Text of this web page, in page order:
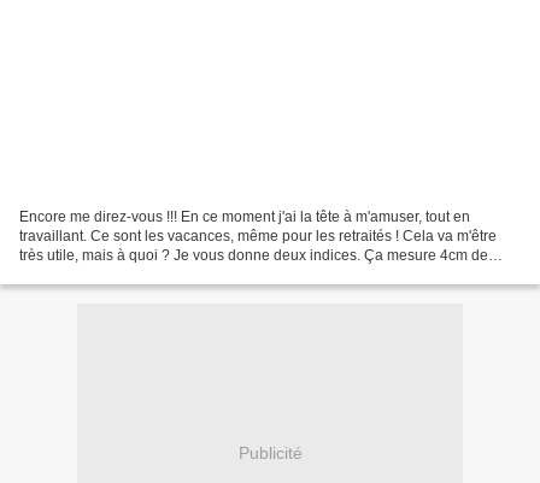
Encore me direz-vous !!! En ce moment j'ai la tête à m'amuser, tout en
travaillant. Ce sont les vacances, même pour les retraités ! Cela va m'être
très utile, mais à quoi ? Je vous donne deux indices. Ça mesure 4cm de
Publicité